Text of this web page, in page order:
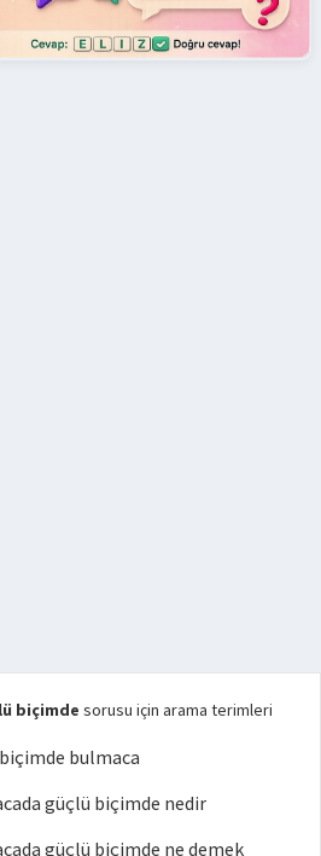
biçimde sorusu için arama terimleri
bulmaca
güçlü biçimde nedir
güçlü biçimde ne demek